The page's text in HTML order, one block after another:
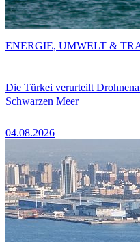
Die Türkei verurteilt
Schwarzen Meer
04.08.2026
ENERGIE, UMWELT &